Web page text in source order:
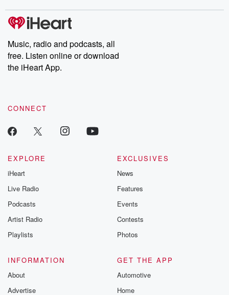
Music, radio and podcasts, all
free. Listen online or download
the iHeart App.
CONNECT
EXPLORE
iHeart
Live Radio
Podcasts
Artist Radio
Playlists
EXCLUSIVES
News
Features
Events
Contests
Photos
INFORMATION
About
Advertise
GET THE APP
Automotive
Home